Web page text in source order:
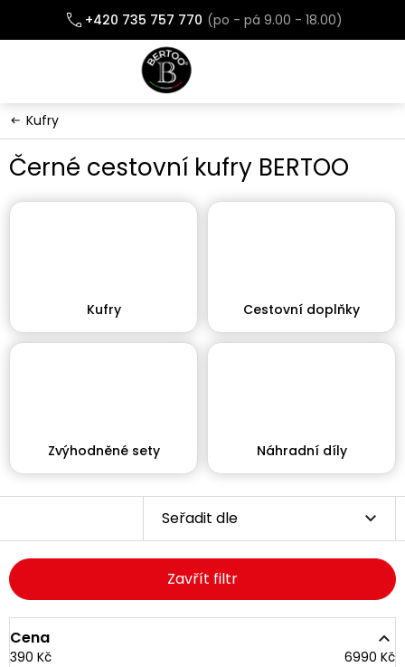
obsah
+420 735 757 770
Kufry
Černé cestovní kufry BERTOO
Kufry Cestovní doplňky
Zvýhodněné sety Náhradní díly
Seřadit dle
Zavřít filtr
Cena
390 Kč 6990 Kč